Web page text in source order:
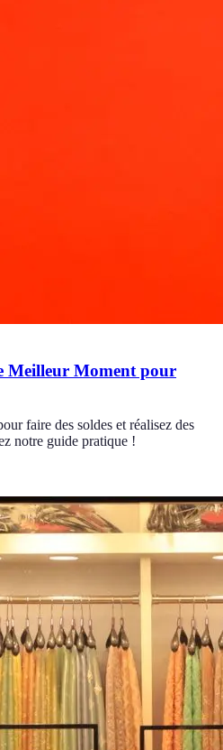
Meilleur Moment pour
faire des soldes et réalisez des
notre guide pratique !